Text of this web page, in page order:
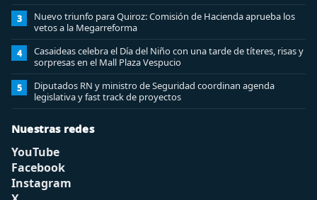
3
Nuevo triunfo para Quiroz: Comisión de Hacienda aprueba los
vetos a la Megarreforma
4
Casaideas celebra el Día del Niño con una tarde de títeres, risas y
sorpresas en el Mall Plaza Vespucio
5
Diputados RN y ministro de Seguridad coordinan agenda
legislativa y fast track de proyectos
Nuestras redes
YouTube
Facebook
Instagram